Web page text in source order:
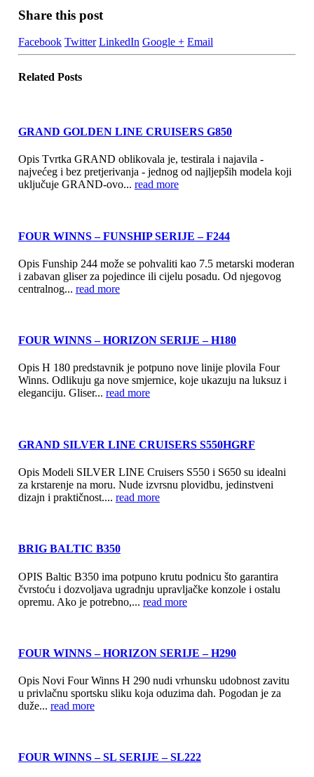
Share this post
Facebook Twitter LinkedIn Google + Email
Related Posts
GRAND GOLDEN LINE CRUISERS G850
Opis Tvrtka GRAND oblikovala je, testirala i najavila -
najvećeg i bez pretjerivanja - jednog od najljepših modela koji
uključuje GRAND-ovo... read more
FOUR WINNS – FUNSHIP SERIJE – F244
Opis Funship 244 može se pohvaliti kao 7.5 metarski moderan
i zabavan gliser za pojedince ili cijelu posadu. Od njegovog
centralnog... read more
FOUR WINNS – HORIZON SERIJE – H180
Opis H 180 predstavnik je potpuno nove linije plovila Four
Winns. Odlikuju ga nove smjernice, koje ukazuju na luksuz i
eleganciju. Gliser... read more
GRAND SILVER LINE CRUISERS S550HGRF
Opis Modeli SILVER LINE Cruisers S550 i S650 su idealni
za krstarenje na moru. Nude izvrsnu plovidbu, jedinstveni
dizajn i praktičnost.... read more
BRIG BALTIC B350
OPIS Baltic B350 ima potpuno krutu podnicu što garantira
čvrstoću i dozvoljava ugradnju upravljačke konzole i ostalu
opremu. Ako je potrebno,... read more
FOUR WINNS – HORIZON SERIJE – H290
Opis Novi Four Winns H 290 nudi vrhunsku udobnost zavitu
u privlačnu sportsku sliku koja oduzima dah. Pogodan je za
duže... read more
FOUR WINNS – SL SERIJE – SL222